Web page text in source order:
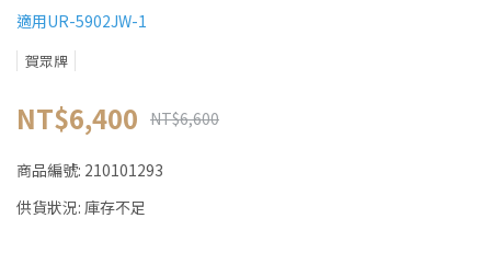
適用UR-5902JW-1
賀眾牌
NT$6,400 NT$6,600
商品編號: 210101293
供貨狀況: 庫存不足